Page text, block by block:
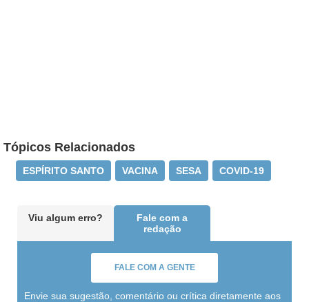
Tópicos Relacionados
ESPÍRITO SANTO VACINA SESA COVID-19
Viu algum erro?
Fale com a
redação
FALE COM A GENTE
Envie sua sugestão, comentário ou crítica diretamente aos